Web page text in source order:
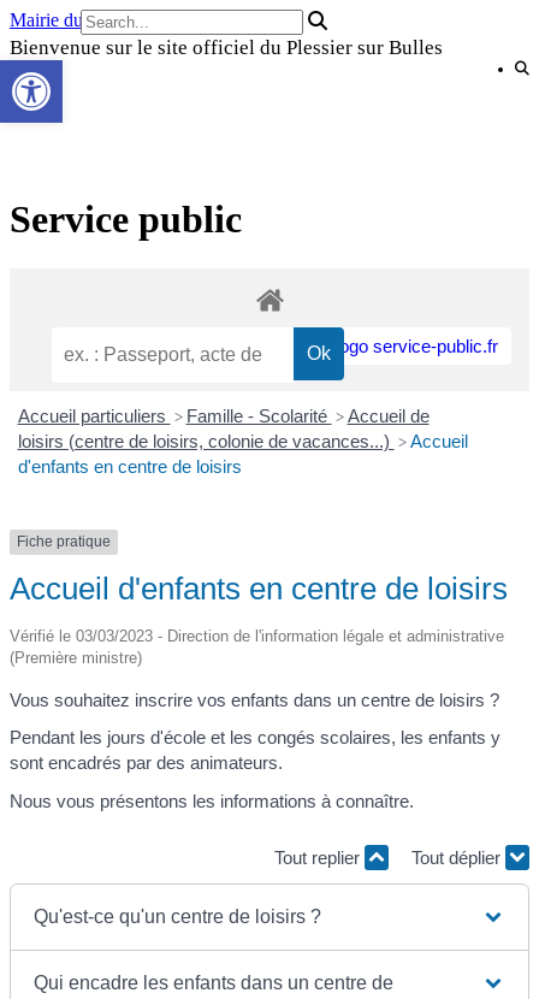
Skip
to
content
Mairie du Plessier sur Bulles
Bienvenue sur le site officiel du Plessier sur Bulles
Service public
Accueil particuliers > Famille - Scolarité > Accueil de
loisirs (centre de loisirs, colonie de vacances...) > Accueil
d'enfants en centre de loisirs
Fiche pratique
Accueil d'enfants en centre de loisirs
Vérifié le 03/03/2023 - Direction de l'information légale et administrative
(Première ministre)
Vous souhaitez inscrire vos enfants dans un centre de loisirs ?
Pendant les jours d'école et les congés scolaires, les enfants y
sont encadrés par des animateurs.
Nous vous présentons les informations à connaître.
Tout replier Tout déplier
Qu'est-ce qu'un centre de loisirs ?
Qui encadre les enfants dans un centre de
Ouvrir la barre d’outils